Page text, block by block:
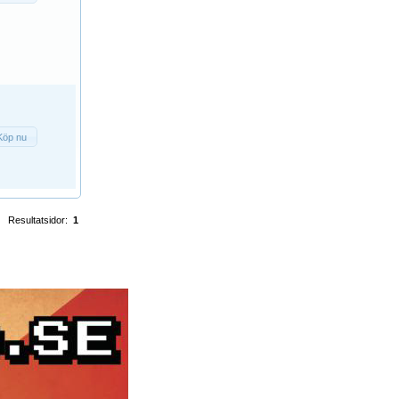
nu
Resultatsidor: 1